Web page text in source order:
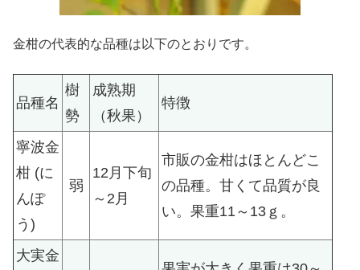
金柑の代表的な品種は以下のとおりです。
品種名
樹
勢
成熟期
（秋果）
特徴
寧波金
柑 (に
んぽ
う)
弱
12月下旬
～2月
市販の金柑はほとんどこ
の品種。甘くて品質が良
い。果重11～13ｇ。
大実金